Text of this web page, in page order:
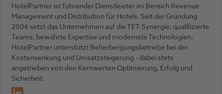
HotelPartner ist führender Dienstleister im Bereich Revenue
Management und Distribution für Hotels. Seit der Gründung
2006 setzt das Unternehmen auf die TET-Synergie: qualifizierte
Teams, bewährte Expertise und modernste Technologien.
HotelPartner unterstützt Beherbergungsbetriebe bei der
Kostensenkung und Umsatzsteigerung - dabei stets
angetrieben von den Kernwerten Optimierung, Erfolg und
Sicherheit.
LinkedIn